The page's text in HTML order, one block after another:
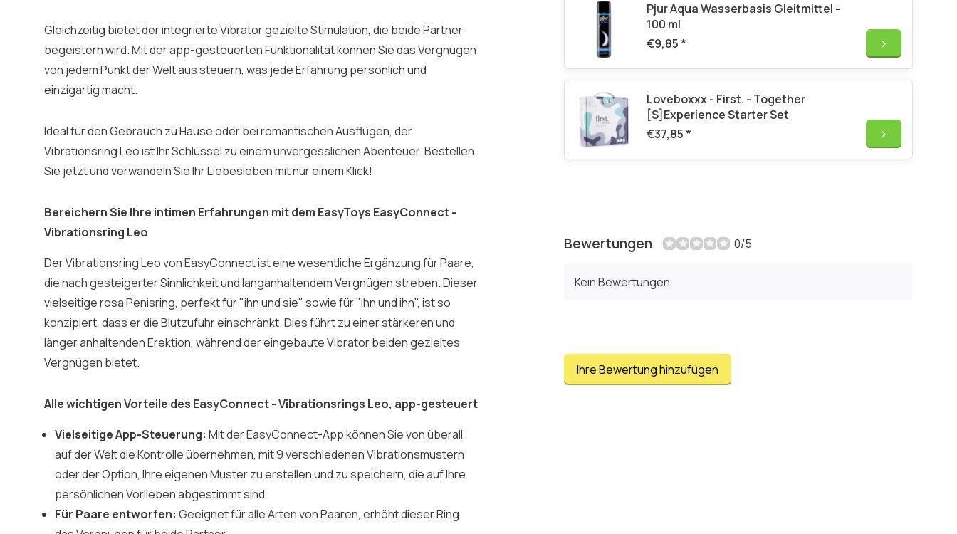
Gleichzeitig bietet der integrierte Vibrator gezielte Stimulation, die beide Partner
begeistern wird. Mit der app-gesteuerten Funktionalität können Sie das Vergnügen
von jedem Punkt der Welt aus steuern, was jede Erfahrung persönlich und
einzigartig macht.
Ideal für den Gebrauch zu Hause oder bei romantischen Ausflügen, der
Vibrationsring Leo ist Ihr Schlüssel zu einem unvergesslichen Abenteuer. Bestellen
Sie jetzt und verwandeln Sie Ihr Liebesleben mit nur einem Klick!
Bereichern Sie Ihre intimen Erfahrungen mit dem EasyToys EasyConnect -
Vibrationsring Leo
Der Vibrationsring Leo von EasyConnect ist eine wesentliche Ergänzung für Paare,
die nach gesteigerter Sinnlichkeit und langanhaltendem Vergnügen streben. Dieser
vielseitige rosa Penisring, perfekt für "ihn und sie" sowie für "ihn und ihn", ist so
konzipiert, dass er die Blutzufuhr einschränkt. Dies führt zu einer stärkeren und
länger anhaltenden Erektion, während der eingebaute Vibrator beiden gezieltes
Vergnügen bietet.
Alle wichtigen Vorteile des EasyConnect - Vibrationsrings Leo, app-gesteuert
Vielseitige App-Steuerung: Mit der EasyConnect-App können Sie von überall
auf der Welt die Kontrolle übernehmen, mit 9 verschiedenen Vibrationsmustern
oder der Option, Ihre eigenen Muster zu erstellen und zu speichern, die auf Ihre
persönlichen Vorlieben abgestimmt sind.
Für Paare entworfen: Geeignet für alle Arten von Paaren, erhöht dieser Ring
Pjur Aqua Wasserbasis Gleitmittel -
100 ml
€9,85 *
Loveboxxx - First. - Together
[S]Experience Starter Set
€37,85 *
Bewertungen 0/5
Kein Bewertungen
Ihre Bewertung hinzufügen